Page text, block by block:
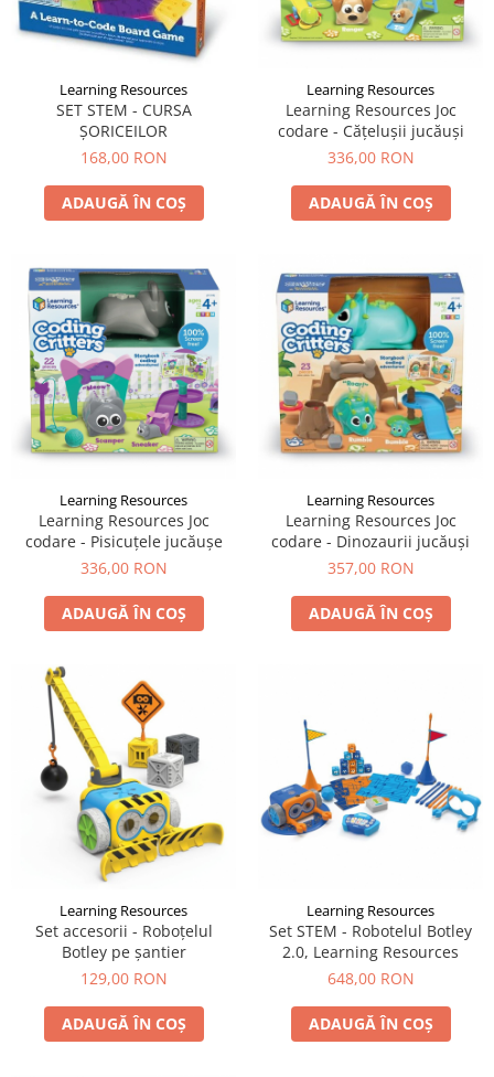
Learning Resources
SET STEM - CURSA
ȘORICEILOR
168,00 RON
ADAUGĂ ÎN COȘ
Learning Resources
Learning Resources Joc
codare - Căţeluşii jucăuşi
336,00 RON
ADAUGĂ ÎN COȘ
Learning Resources
Learning Resources Joc
codare - Pisicuţele jucăuşe
336,00 RON
ADAUGĂ ÎN COȘ
Learning Resources
Learning Resources Joc
codare - Dinozaurii jucăuși
357,00 RON
ADAUGĂ ÎN COȘ
Learning Resources
Set accesorii - Roboțelul
Botley pe șantier
129,00 RON
ADAUGĂ ÎN COȘ
Learning Resources
Set STEM - Robotelul Botley
2.0, Learning Resources
648,00 RON
ADAUGĂ ÎN COȘ